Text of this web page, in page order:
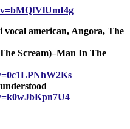
american, Angora, The
Scream)–Man In The